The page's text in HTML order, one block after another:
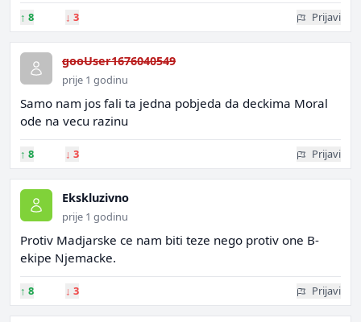
↑ 8 ↓ 3 Prijavi
gooUser1676040549
prije 1 godinu
Samo nam jos fali ta jedna pobjeda da deckima Moral
ode na vecu razinu
↑ 8 ↓ 3 Prijavi
Ekskluzivno
prije 1 godinu
Protiv Madjarske ce nam biti teze nego protiv one B-
ekipe Njemacke.
↑ 8 ↓ 3 Prijavi